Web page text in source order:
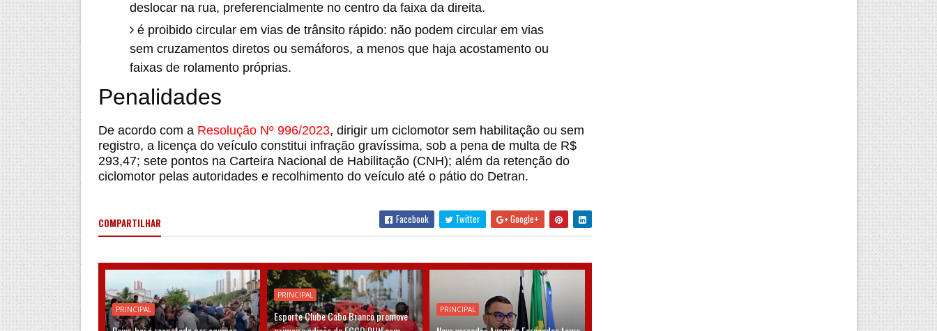
deslocar na rua, preferencialmente no centro da faixa da direita.
é proibido circular em vias de trânsito rápido: não podem circular em vias
sem cruzamentos diretos ou semáforos, a menos que haja acostamento ou
faixas de rolamento próprias.
Penalidades
De acordo com a Resolução Nº 996/2023, dirigir um ciclomotor sem habilitação ou sem
registro, a licença do veículo constitui infração gravíssima, sob a pena de multa de R$
293,47; sete pontos na Carteira Nacional de Habilitação (CNH); além da retenção do
ciclomotor pelas autoridades e recolhimento do veículo até o pátio do Detran.
COMPARTILHAR Facebook Twitter Google+
PRINCIPAL
PRINCIPAL
Esporte Clube Cabo Branco promove
PRINCIPAL